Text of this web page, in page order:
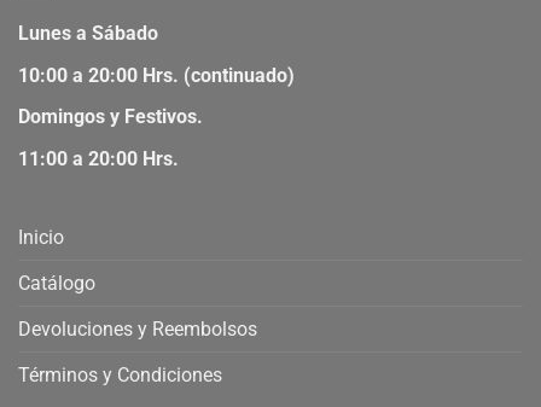
Lunes a Sábado
10:00 a 20:00 Hrs. (continuado)
Domingos y Festivos.
11:00 a 20:00 Hrs.
Inicio
Catálogo
Devoluciones y Reembolsos
Términos y Condiciones